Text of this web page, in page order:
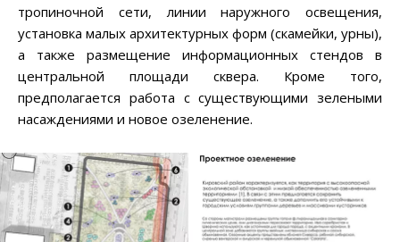
тропиночной сети, линии наружного освещения,
установка малых архитектурных форм (скамейки, урны),
а также размещение информационных стендов в
центральной площади сквера. Кроме того,
предполагается работа с существующими зелеными
насаждениями и новое озеленение.